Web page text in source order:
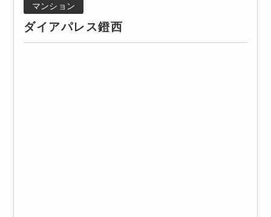
マンション
ダイアパレス鐙西